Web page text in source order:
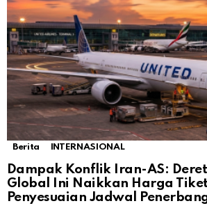
Berita INTERNASIONAL
Dampak Konflik Iran-AS:
Global Ini Naikkan Harga
Penyesuaian Jadwal